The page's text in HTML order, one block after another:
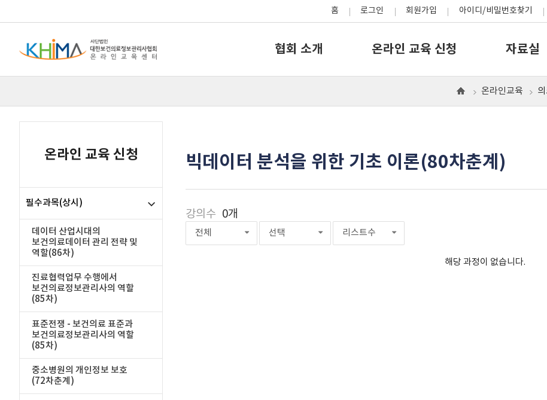
홈 로그인 회원가입 아이디/비밀번호찾기
협회 소개 온라인 교육 신청 자료실
온라인 교육 신청
필수과목(상시)
데이터 산업시대의
보건의료데이터 관리 전략 및
역할(86차)
진료협력업무 수행에서
보건의료정보관리사의 역할
(85차)
표준전쟁 - 보건의료 표준과
보건의료정보관리사의 역할
(85차)
중소병원의 개인정보 보호
(72차춘계)
온라인교육
빅데이터 분석을 위한 기초 이론(80차춘계)
강의수 0개
전체 선택 리스트수
해당 과정이 없습니다.